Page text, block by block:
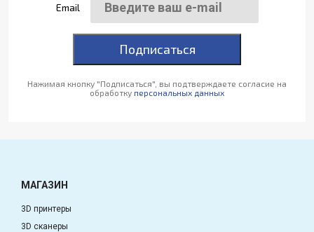
Email
Подписаться
Нажимая кнопку "Подписаться", вы подтверждаете согласие на
обработку персональных данных
МАГАЗИН
3D принтеры
3D сканеры